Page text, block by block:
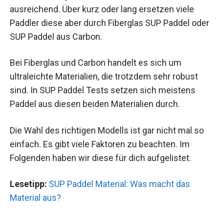
ausreichend. Über kurz oder lang ersetzen viele
Paddler diese aber durch Fiberglas SUP Paddel oder
SUP Paddel aus Carbon.
Bei Fiberglas und Carbon handelt es sich um
ultraleichte Materialien, die trotzdem sehr robust
sind. In SUP Paddel Tests setzen sich meistens
Paddel aus diesen beiden Materialien durch.
Die Wahl des richtigen Modells ist gar nicht mal so
einfach. Es gibt viele Faktoren zu beachten. Im
Folgenden haben wir diese für dich aufgelistet.
Lesetipp: SUP Paddel Material: Was macht das
Material aus?